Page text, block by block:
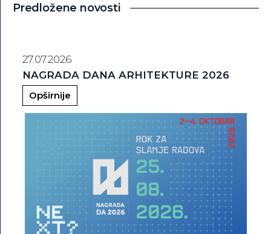
Predložene novosti
27.07.2026
NAGRADA DANA ARHITEKTURE 2026
Opširnije